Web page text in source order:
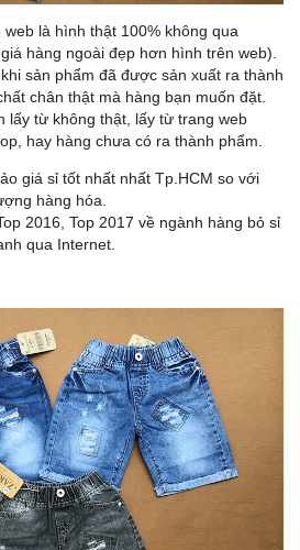
là hình thật 100% không qua
hàng ngoài đẹp hơn hình trên web).
sản phẩm đã được sản xuất ra thành
chân thật mà hàng bạn muốn đặt.
lấy từ không thật, lấy từ trang web
hay hàng chưa có ra thành phẩm.
giá sỉ tốt nhất nhất Tp.HCM so với
hàng hóa.
2016, Top 2017 về ngành hàng bỏ sỉ
qua Internet.